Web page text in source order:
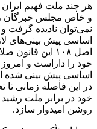
هر چند ملت فهیم
و خاص مجلس خبرگان
نمی‌توان نادیده گرفت و
اساسی پیش بینی‌های
اصل ۱۰۸ این
اساسی پیش بینی شده
در این فاصله زمانی
خود در برابر ملت رشید
روشن امیدوار سازد.